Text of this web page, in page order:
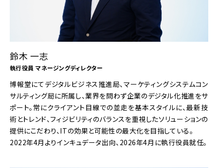
鈴木 一志
執行役員 マネージングディレクター
博報堂にてデジタルビジネス推進局、マーケティングシステムコン
サルティング局に所属し、業界を問わず企業のデジタル化推進をサ
ポート。常にクライアント目線での並走を基本スタイルに、最新技
術とトレンド、フィジビリティのバランスを重視したソリューションの
提供にこだわり、ITの効果と可能性の最大化を目指している。
2022年4月よりインキュデータ出向、2026年4月に執行役員就任。